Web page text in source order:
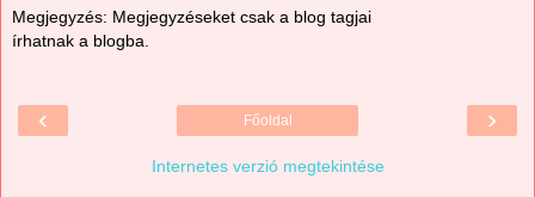
Megjegyzés: Megjegyzéseket csak a blog tagjai
írhatnak a blogba.
‹ ›
Főoldal
Internetes verzió megtekintése